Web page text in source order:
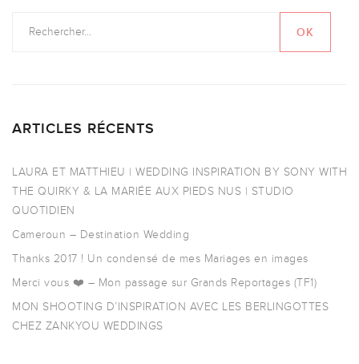
ARTICLES RÉCENTS
LAURA ET MATTHIEU | WEDDING INSPIRATION BY SONY WITH
THE QUIRKY & LA MARIÉE AUX PIEDS NUS | STUDIO
QUOTIDIEN
Cameroun – Destination Wedding
Thanks 2017 ! Un condensé de mes Mariages en images
Merci vous ❤️ – Mon passage sur Grands Reportages (TF1)
MON SHOOTING D’INSPIRATION AVEC LES BERLINGOTTES
CHEZ ZANKYOU WEDDINGS